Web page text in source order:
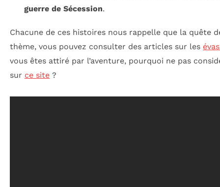
guerre de Sécession.
Chacune de ces histoires nous rappelle que la quête
thème, vous pouvez consulter des articles sur les
vous êtes attiré par l’aventure, pourquoi ne pas
sur ce site ?